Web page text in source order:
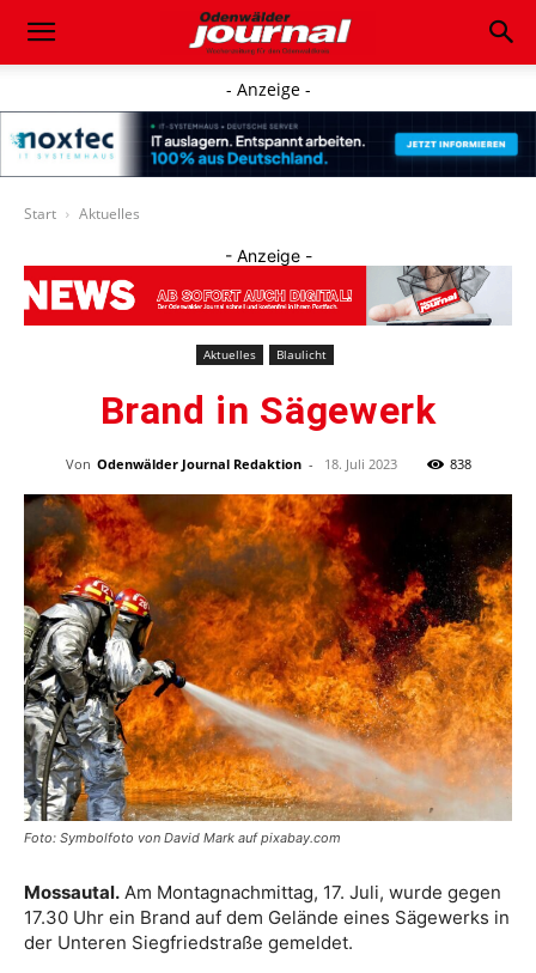
- Anzeige -
Start Aktuelles
- Anzeige -
Aktuelles Blaulicht
Brand in Sägewerk
Von Odenwälder Journal Redaktion - 18. Juli 2023 838
Foto: Symbolfoto von David Mark auf pixabay.com
Mossautal. Am Montagnachmittag, 17. Juli, wurde gegen
17.30 Uhr ein Brand auf dem Gelände eines Sägewerks in
der Unteren Siegfriedstraße gemeldet.